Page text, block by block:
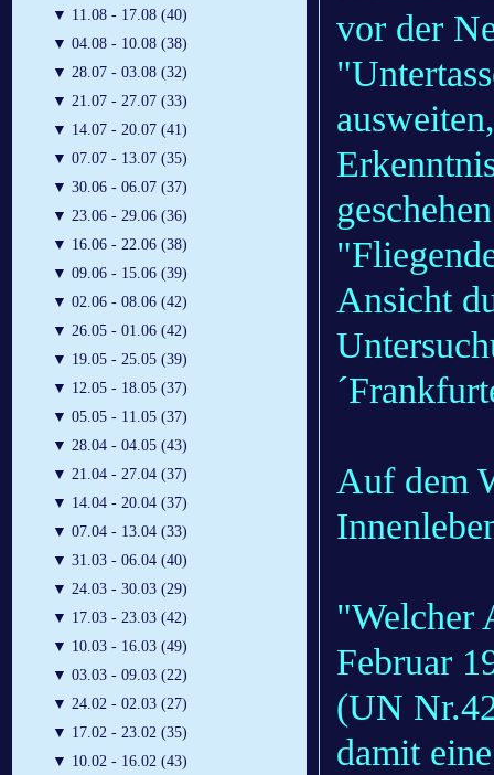
▼ 11.08 - 17.08 (40)
▼ 04.08 - 10.08 (38)
▼ 28.07 - 03.08 (32)
▼ 21.07 - 27.07 (33)
▼ 14.07 - 20.07 (41)
▼ 07.07 - 13.07 (35)
▼ 30.06 - 06.07 (37)
▼ 23.06 - 29.06 (36)
▼ 16.06 - 22.06 (38)
▼ 09.06 - 15.06 (39)
▼ 02.06 - 08.06 (42)
▼ 26.05 - 01.06 (42)
▼ 19.05 - 25.05 (39)
▼ 12.05 - 18.05 (37)
▼ 05.05 - 11.05 (37)
▼ 28.04 - 04.05 (43)
▼ 21.04 - 27.04 (37)
▼ 14.04 - 20.04 (37)
▼ 07.04 - 13.04 (33)
▼ 31.03 - 06.04 (40)
▼ 24.03 - 30.03 (29)
▼ 17.03 - 23.03 (42)
▼ 10.03 - 16.03 (49)
▼ 03.03 - 09.03 (22)
▼ 24.02 - 02.03 (27)
▼ 17.02 - 23.02 (35)
▼ 10.02 - 16.02 (43)
vor der
Ansicht
Auf dem
"Welcher
Februar
(UN
damit